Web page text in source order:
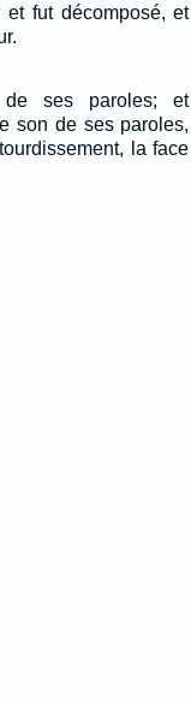
fut décomposé, et
ses paroles; et
son de ses paroles,
la face